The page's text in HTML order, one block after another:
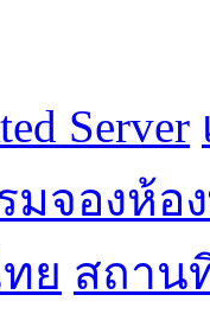
Server
มจองห้อ
ย สถาน